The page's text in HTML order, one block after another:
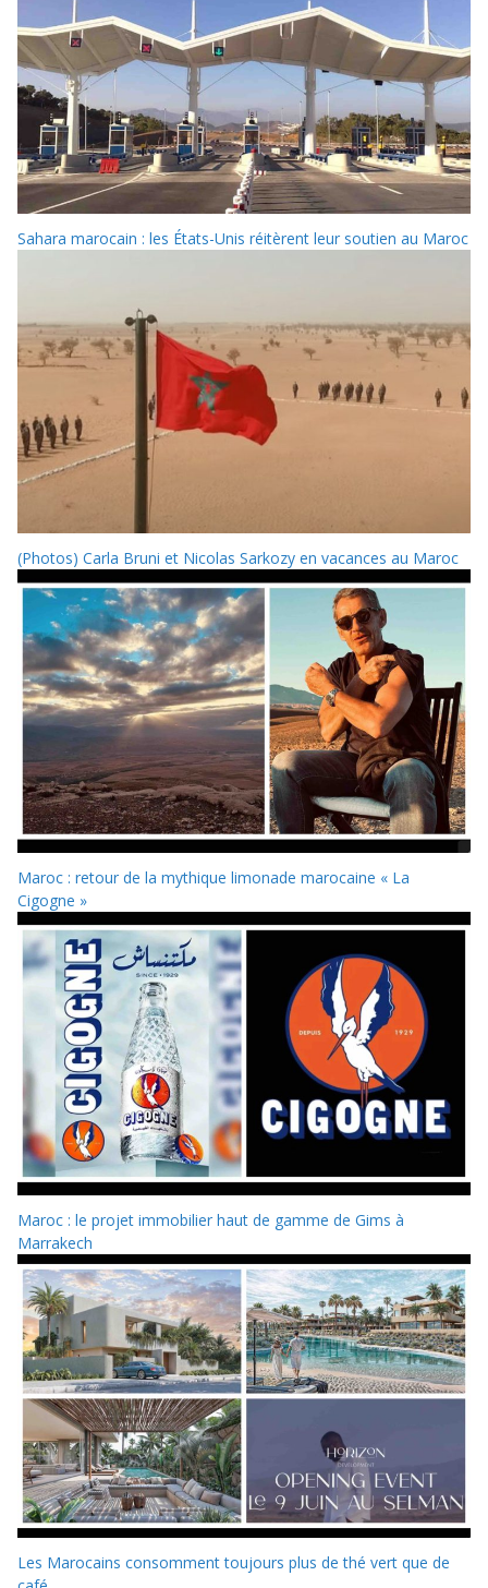
Sahara marocain : les États-Unis réitèrent leur soutien au Maroc
(Photos) Carla Bruni et Nicolas Sarkozy en vacances au Maroc
Maroc : retour de la mythique limonade marocaine « La
Cigogne »
Maroc : le projet immobilier haut de gamme de Gims à
Marrakech
Les Marocains consomment toujours plus de thé vert que de